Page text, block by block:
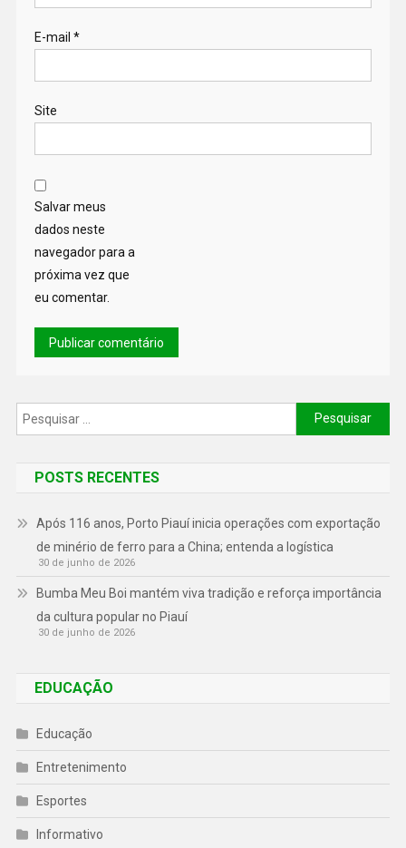
E-mail *
Site
Salvar meus
dados neste
navegador para a
próxima vez que
eu comentar.
POSTS RECENTES
Após 116 anos, Porto Piauí inicia operações com exportação
de minério de ferro para a China; entenda a logística
30 de junho de 2026
Bumba Meu Boi mantém viva tradição e reforça importância
da cultura popular no Piauí
30 de junho de 2026
EDUCAÇÃO
Educação
Entretenimento
Esportes
Informativo